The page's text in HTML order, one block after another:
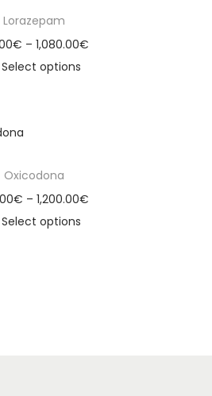
Lorazepam
€ – 1,080.00€
Select options
Oxicodona
€ – 1,200.00€
Select options